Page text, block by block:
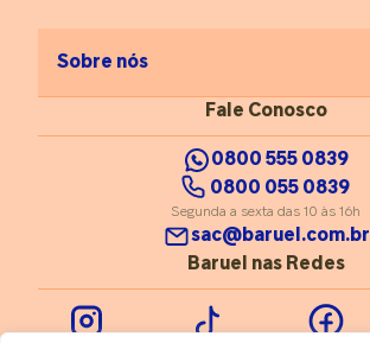
Sobre nós
Fale Conosco
0800 555 0839
0800 055 0839
Segunda a sexta das 10 às 16h
sac@baruel.com.br
Baruel nas Redes